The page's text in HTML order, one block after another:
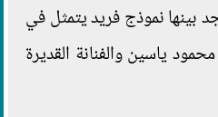
بينها نموذج فريد يتمثل في
ياسين والفنانة القديرة